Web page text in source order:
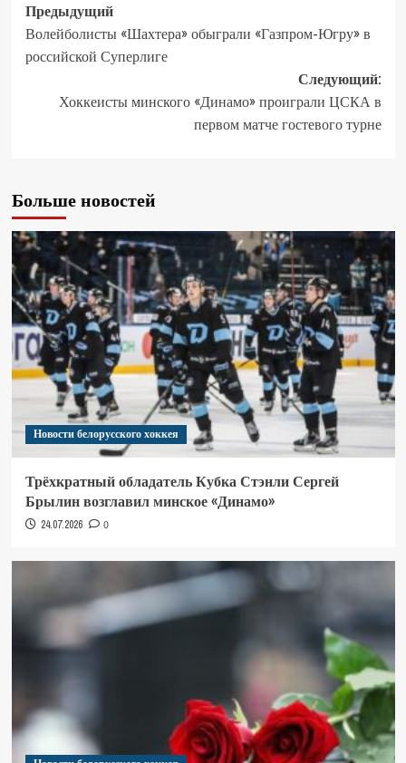
Предыдущий
Волейболисты «Шахтера» обыграли «Газпром-Югру» в
российской Суперлиге
Следующий:
Хоккеисты минского «Динамо» проиграли ЦСКА в
первом матче гостевого турне
Больше новостей
Новости белорусского хоккея
Трёхкратный обладатель Кубка Стэнли Сергей
Брылин возглавил минское «Динамо»
24.07.2026 0